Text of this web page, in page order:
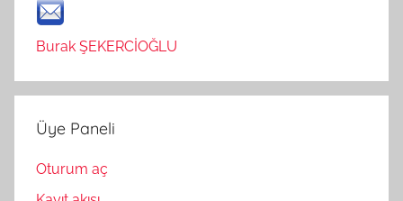
Burak ŞEKERCİOĞLU
Üye Paneli
Oturum aç